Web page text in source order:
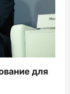
для